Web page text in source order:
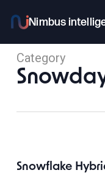
main
contentCategory
Snowflake